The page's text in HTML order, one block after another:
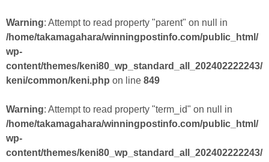
Warning: Attempt to read property "parent" on null in
/home/takamagahara/winningpostinfo.com/public_html/
wp-
content/themes/keni80_wp_standard_all_202402222243/
keni/common/keni.php on line 849
Warning: Attempt to read property "term_id" on null in
/home/takamagahara/winningpostinfo.com/public_html/
wp-
content/themes/keni80_wp_standard_all_202402222243/